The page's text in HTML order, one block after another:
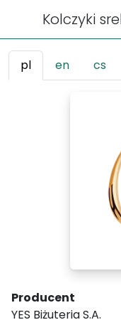
Kolczyki
pl en cs
Producent
YES Biżuteria S.A.